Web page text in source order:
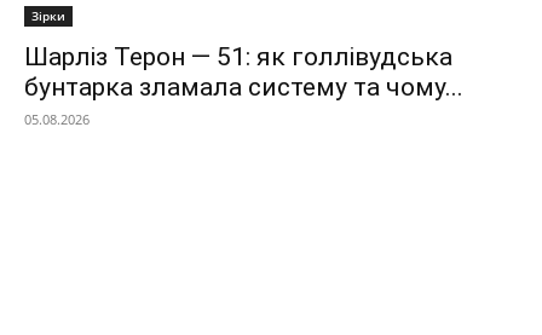
Зірки
Шарліз Терон — 51: як голлівудська
бунтарка зламала систему та чому...
05.08.2026